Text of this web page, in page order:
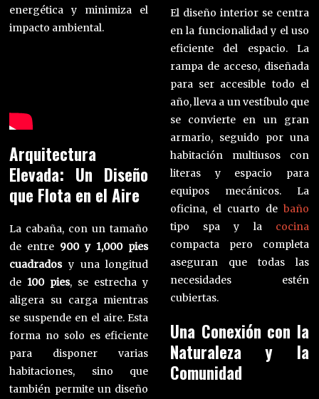
energética y minimiza el
impacto ambiental.
Arquitectura
Elevada: Un Diseño
que Flota en el Aire
La cabaña, con un tamaño
de entre 900 y 1,000 pies
cuadradosy una longitud
de100 pies, se estrecha y
aligera su carga mientras
se suspende en el aire. Esta
forma no solo es eficiente
para disponer varias
habitaciones, sino que
también permite un diseño
El diseño interior se centra
en la funcionalidad y el uso
eficiente del espacio. La
rampa de acceso, diseñada
para ser accesible todo el
año, lleva a un vestíbulo que
se convierte en un gran
armario, seguido por una
habitación multiusos con
literas y espacio para
equipos mecánicos. La
oficina, el cuarto de baño
tipo spa y la cocina
compacta pero completa
aseguran que todas las
necesidades estén
cubiertas.
Una Conexión con la
Naturaleza y la
Comunidad